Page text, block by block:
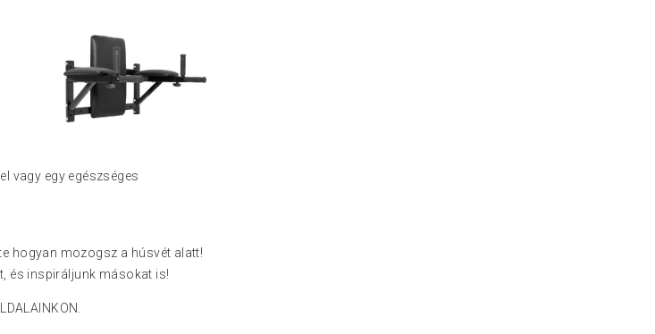
vagy egy egészséges
hogyan mozogsz a húsvét alatt!
és inspiráljunk másokat is!